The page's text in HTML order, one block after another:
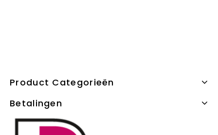
Product Categorieën
Betalingen